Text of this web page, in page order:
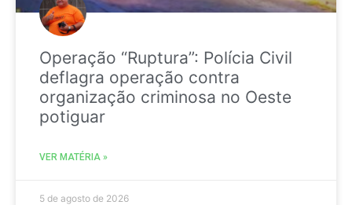
Operação “Ruptura”: Polícia Civil
deflagra operação contra
organização criminosa no Oeste
potiguar
VER MATÉRIA »
5 de agosto de 2026